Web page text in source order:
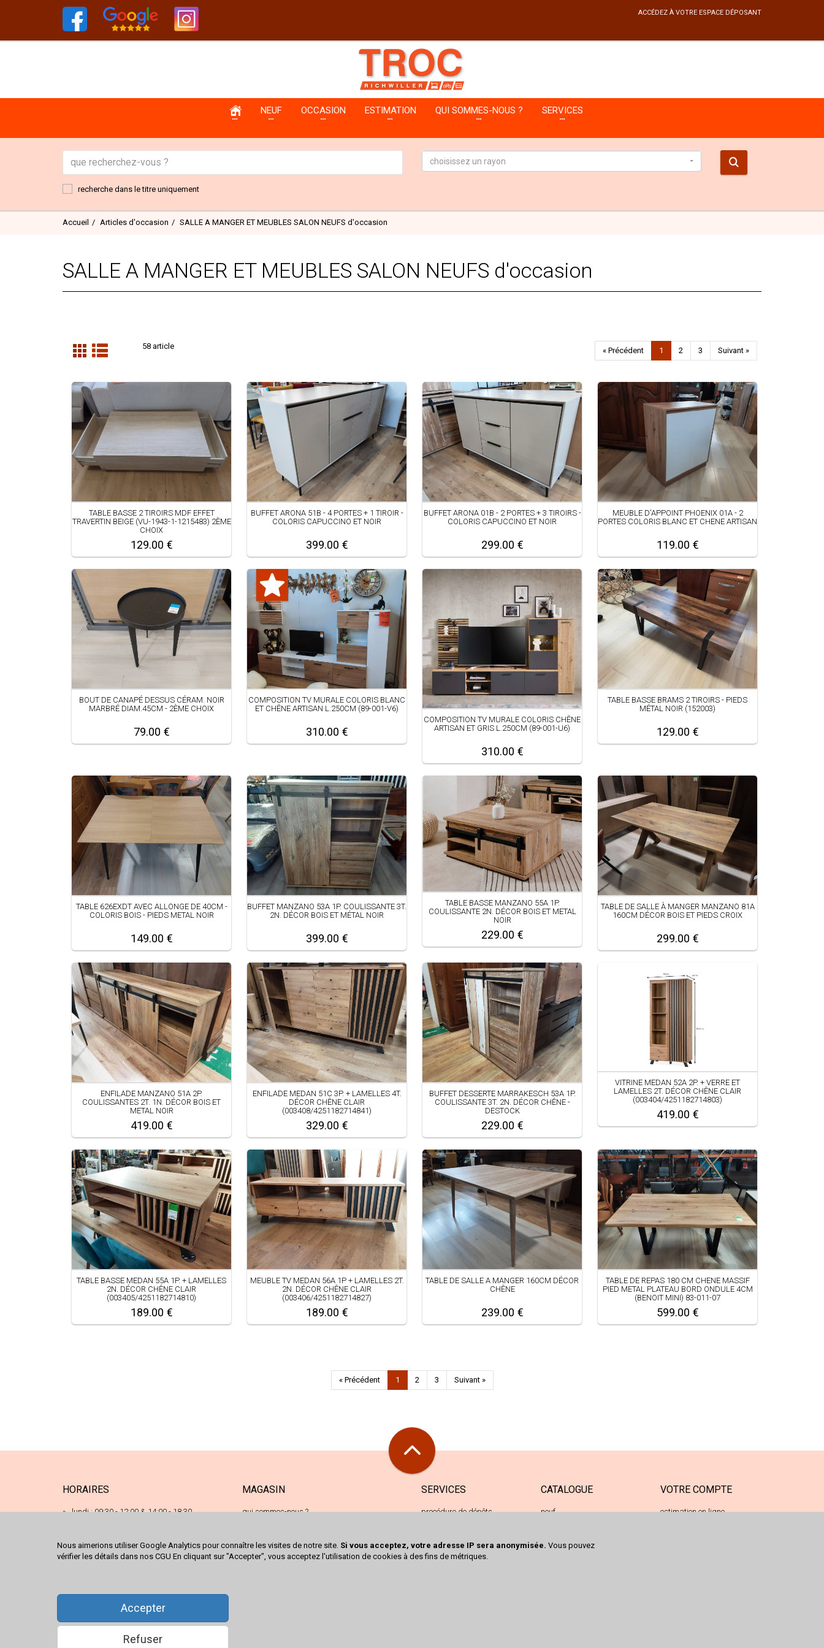
Nous aimerions utiliser Google Analytics pour connaître les visites de notre site. Si vous acceptez, votre adresse IP sera anonymisée. Vous pouvez
vérifier les détails dans nos CGU En cliquant sur "Accepter", vous acceptez l'utilisation de cookies à des fins de métriques.
Accepter
Refuser
ACCÉDEZ À VOTRE ESPACE DÉPOSANT
NEUF OCCASION ESTIMATION QUI SOMMES-NOUS ? SERVICES
recherche dans le titre uniquement
choisissez un rayon
Accueil Articles d'occasion SALLE A MANGER ET MEUBLES SALON NEUFS d'occasion
SALLE A MANGER ET MEUBLES SALON NEUFS d'occasion
58 article « Précédent 1 2 3 Suivant »
TABLE BASSE 2 TIROIRS MDF EFFET
TRAVERTIN BEIGE (VU-1943-1-1215483) 2ÈME
CHOIX
129.00 €
BUFFET ARONA 51B - 4 PORTES + 1 TIROIR -
COLORIS CAPUCCINO ET NOIR
399.00 €
BUFFET ARONA 01B - 2 PORTES + 3 TIROIRS -
COLORIS CAPUCCINO ET NOIR
299.00 €
MEUBLE D'APPOINT PHOENIX 01A - 2
PORTES COLORIS BLANC ET CHENE ARTISAN
119.00 €
BOUT DE CANAPÉ DESSUS CÉRAM. NOIR
MARBRÉ DIAM.45CM - 2ÈME CHOIX
79.00 €
COMPOSITION TV MURALE COLORIS BLANC
ET CHÊNE ARTISAN L.250CM (89-001-V6)
310.00 €
COMPOSITION TV MURALE COLORIS CHÊNE
ARTISAN ET GRIS L.250CM (89-001-U6)
310.00 €
TABLE BASSE BRAMS 2 TIROIRS - PIEDS
MÉTAL NOIR (152003)
129.00 €
TABLE 626EXDT AVEC ALLONGE DE 40CM -
COLORIS BOIS - PIEDS METAL NOIR
149.00 €
BUFFET MANZANO 53A 1P. COULISSANTE 3T.
2N. DÉCOR BOIS ET MÉTAL NOIR
399.00 €
TABLE BASSE MANZANO 55A 1P.
COULISSANTE 2N. DÉCOR BOIS ET METAL
NOIR
229.00 €
TABLE DE SALLE À MANGER MANZANO 81A
160CM DÉCOR BOIS ET PIEDS CROIX
299.00 €
ENFILADE MANZANO 51A 2P.
COULISSANTES 2T. 1N. DÉCOR BOIS ET
METAL NOIR
419.00 €
ENFILADE MEDAN 51C 3P. + LAMELLES 4T.
DÉCOR CHÊNE CLAIR
(003408/4251182714841)
329.00 €
BUFFET DESSERTE MARRAKESCH 53A 1P.
COULISSANTE 3T. 2N. DÉCOR CHÊNE -
DESTOCK
229.00 €
VITRINE MEDAN 52A 2P. + VERRE ET
LAMELLES 2T. DÉCOR CHÊNE CLAIR
(003404/4251182714803)
419.00 €
TABLE BASSE MEDAN 55A 1P. + LAMELLES
2N. DÉCOR CHÊNE CLAIR
(003405/4251182714810)
189.00 €
MEUBLE TV MEDAN 56A 1P + LAMELLES 2T.
2N. DÉCOR CHÊNE CLAIR
(003406/4251182714827)
189.00 €
TABLE DE SALLE A MANGER 160CM DÉCOR
CHÊNE
239.00 €
TABLE DE REPAS 180 CM CHENE MASSIF
PIED METAL PLATEAU BORD ONDULE 4CM
(BENOIT MINI) 83-011-07
599.00 €
« Précédent 1 2 3 Suivant »
HORAIRES
lundi : 09:30 - 12:00 & 14:00 - 18:30
mercredi : 09:30 - 12:00 & 14:00 - 18:30
jeudi : 09:30 - 12:00 & 14:00 - 18:30
samedi : 09:30 - 18:00
MAGASIN
qui sommes-nous ?
03 89 50 80 08
contact@trocrichwiller.fr
SERVICES
procédure de dépôts
CATALOGUE
neuf
VOTRE COMPTE
estimation en ligne